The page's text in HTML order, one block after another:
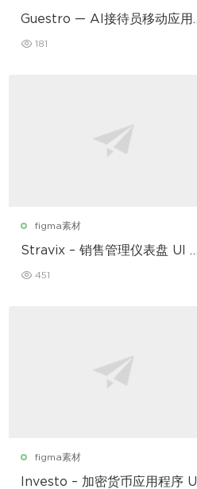
Guestro — AI接待员移动应用
181
figma素材
Stravix – 销售管理仪表盘 UI
451
figma素材
Investo – 加密货币应用程序